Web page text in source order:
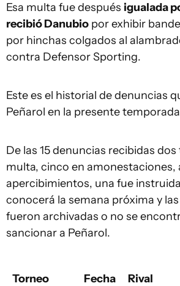
Esa multa fue después igualada
recibió Danubio por exhibir
por hinchas colgados al
contra Defensor Sporting.
Este es el historial de denuncias
Peñarol en la presente
De las 15 denuncias recibidas
multa, cinco en amonestaciones,
apercibimientos, una fue
conocerá la semana próxima y
fueron archivadas o no se
sancionar a Peñarol.
Torneo Fecha Rival